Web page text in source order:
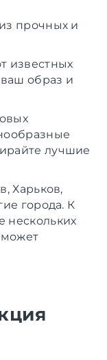
прочных и
известных
образ и
лучшие
Харьков,
города. К
нескольких